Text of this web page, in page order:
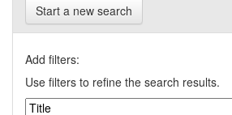
Start a new search
Add filters:
Use filters to refine the search results.